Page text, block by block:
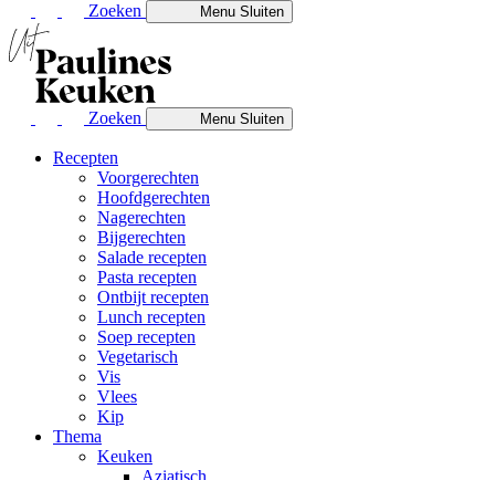
Zoeken
MenuSluiten
Zoeken MenuSluiten
Recepten
Voorgerechten
Hoofdgerechten
Nagerechten
Bijgerechten
Salade recepten
Pasta recepten
Ontbijt recepten
Lunch recepten
Soep recepten
Vegetarisch
Vis
Vlees
Kip
Thema
Keuken
Aziatisch